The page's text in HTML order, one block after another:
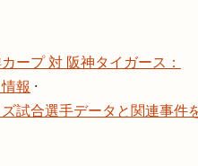
ープ 対 阪神タイガース：
報 ·
試合選手データと関連事件